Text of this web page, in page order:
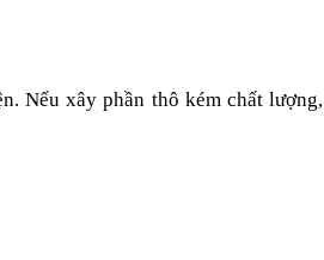
xây phần thô kém chất